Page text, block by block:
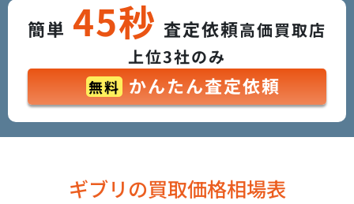
簡単 45秒 査定依頼高価買取店
上位3社のみ
無料 かんたん査定依頼
ギブリの買取価格相場表